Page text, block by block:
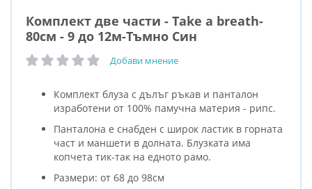
Комплект две части - Takе a brеath-
80см - 9 до 12м-Тъмно Син
рейтинг: Добави мнение
Комплект блуза с дълъг ръкав и панталон
изработени от 100% памучна материя - рипс.
Панталона е снабден с широк ластик в горната
част и маншети в долната. Блузката има
копчета тик-так на едното рамо.
Размери: от 68 до 98см